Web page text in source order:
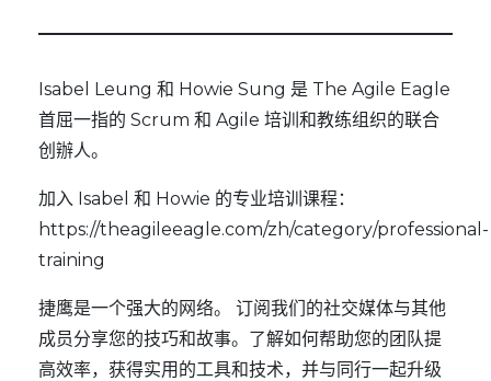
Isabel Leung 和 Howie Sung 是 The Agile Eagle
首屈一指的 Scrum 和 Agile 培训和教练组织的联合
创辦人。
加入 Isabel 和 Howie 的专业培训课程：
https://theagileeagle.com/zh/category/professional-
training
捷鹰是一个强大的网络。 订阅我们的社交媒体与其他
成员分享您的技巧和故事。了解如何帮助您的团队提
高效率，获得实用的工具和技术，并与同行一起升级